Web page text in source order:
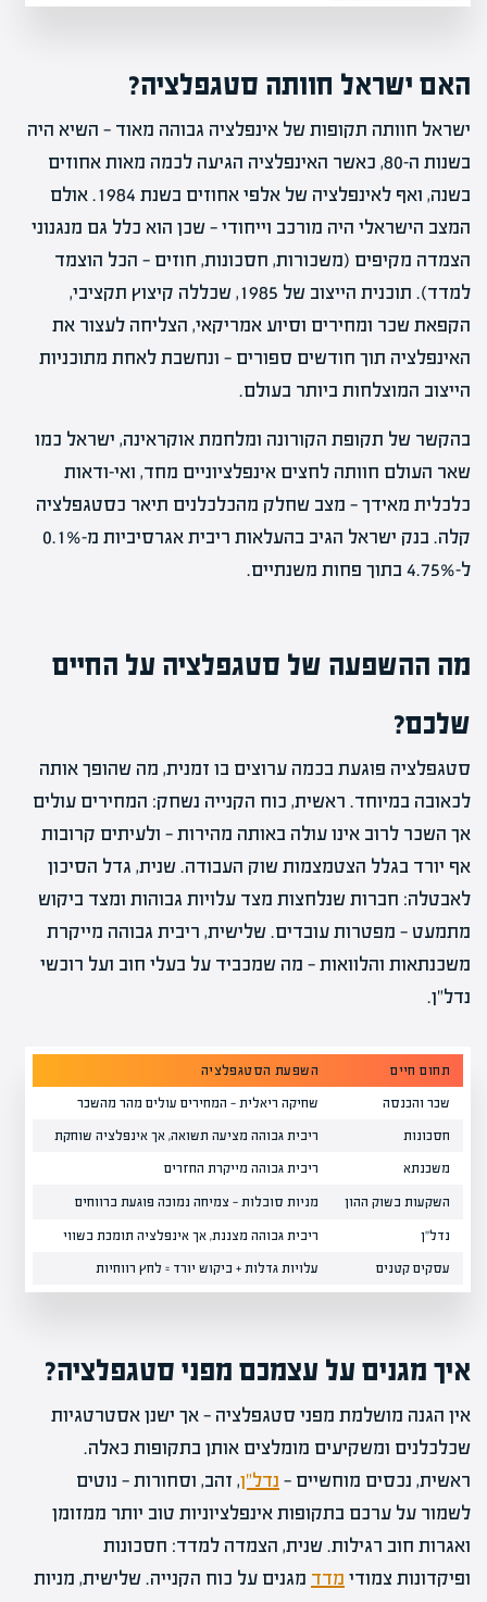
האם ישראל חוותה סטגפלציה?
ישראל חוותה תקופות של אינפלציה גבוהה מאוד — השיא היה
בשנות ה-80, כאשר האינפלציה הגיעה לכמה מאות אחוזים
בשנה, ואף לאינפלציה של אלפי אחוזים בשנת 1984. אולם
המצב הישראלי היה מורכב וייחודי — שכן הוא כלל גם מנגנוני
הצמדה מקיפים (משכורות, חסכונות, חוזים — הכל הוצמד
למדד). תוכנית הייצוב של 1985, שכללה קיצוץ תקציבי,
הקפאת שכר ומחירים וסיוע אמריקאי, הצליחה לעצור את
האינפלציה תוך חודשים ספורים — ונחשבת לאחת מתוכניות
הייצוב המוצלחות ביותר בעולם.
בהקשר של תקופת הקורונה ומלחמת אוקראינה, ישראל כמו
שאר העולם חוותה לחצים אינפלציוניים מחד, ואי-ודאות
כלכלית מאידך — מצב שחלק מהכלכלנים תיאר כסטגפלציה
קלה. בנק ישראל הגיב בהעלאות ריבית אגרסיביות מ-0.1%
ל-4.75% בתוך פחות משנתיים.
מה ההשפעה של סטגפלציה על החיים
שלכם?
סטגפלציה פוגעת בכמה ערוצים בו זמנית, מה שהופך אותה
לכאובה במיוחד. ראשית, כוח הקנייה נשחק: המחירים עולים
אך השכר לרוב אינו עולה באותה מהירות — ולעיתים קרובות
אף יורד בגלל הצטמצמות שוק העבודה. שנית, גדל הסיכון
לאבטלה: חברות שנלחצות מצד עלויות גבוהות ומצד ביקוש
מתמעט — מפטרות עובדים. שלישית, ריבית גבוהה מייקרת
משכנתאות והלוואות — מה שמכביד על בעלי חוב ועל רוכשי
נדל"ן.
תחום חיים השפעת הסטגפלציה
שכר והכנסה שחיקה ריאלית — המחירים עולים מהר מהשכר
חסכונות ריבית גבוהה מציעה תשואה, אך אינפלציה שוחקת
משכנתא ריבית גבוהה מייקרת החזרים
השקעות בשוק ההון מניות סובלות — צמיחה נמוכה פוגעת ברווחים
נדל"ן ריבית גבוהה מצננת, אך אינפלציה תומכת בשווי
עסקים קטנים עלויות גדלות + ביקוש יורד = לחץ רווחיות
איך מגנים על עצמכם מפני סטגפלציה?
אין הגנה מושלמת מפני סטגפלציה — אך ישנן אסטרטגיות
שכלכלנים ומשקיעים מומלצים אותן בתקופות כאלה.
ראשית, נכסים מוחשיים — נדל"ן, זהב, וסחורות — נוטים
לשמור על ערכם בתקופות אינפלציוניות טוב יותר ממזומן
ואגרות חוב רגילות. שנית, הצמדה למדד: חסכונות
ופיקדונות צמודי מדד מגנים על כוח הקנייה. שלישית, מניות